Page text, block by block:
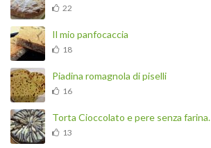
22
Il mio panfocaccia
18
Piadina romagnola di piselli
16
Torta Cioccolato e pere senza farina.
13